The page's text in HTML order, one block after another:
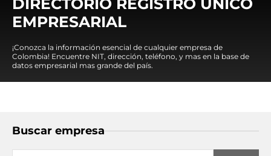
DIRECTORIO REGISTRO ÚNICO
EMPRESARIAL
¡Conozca la información esencial de cualquier empresa de
Colombia! Encuentre NIT, dirección, teléfono, y mas en la base de
datos empresarial mas grande del país.
Buscar empresa